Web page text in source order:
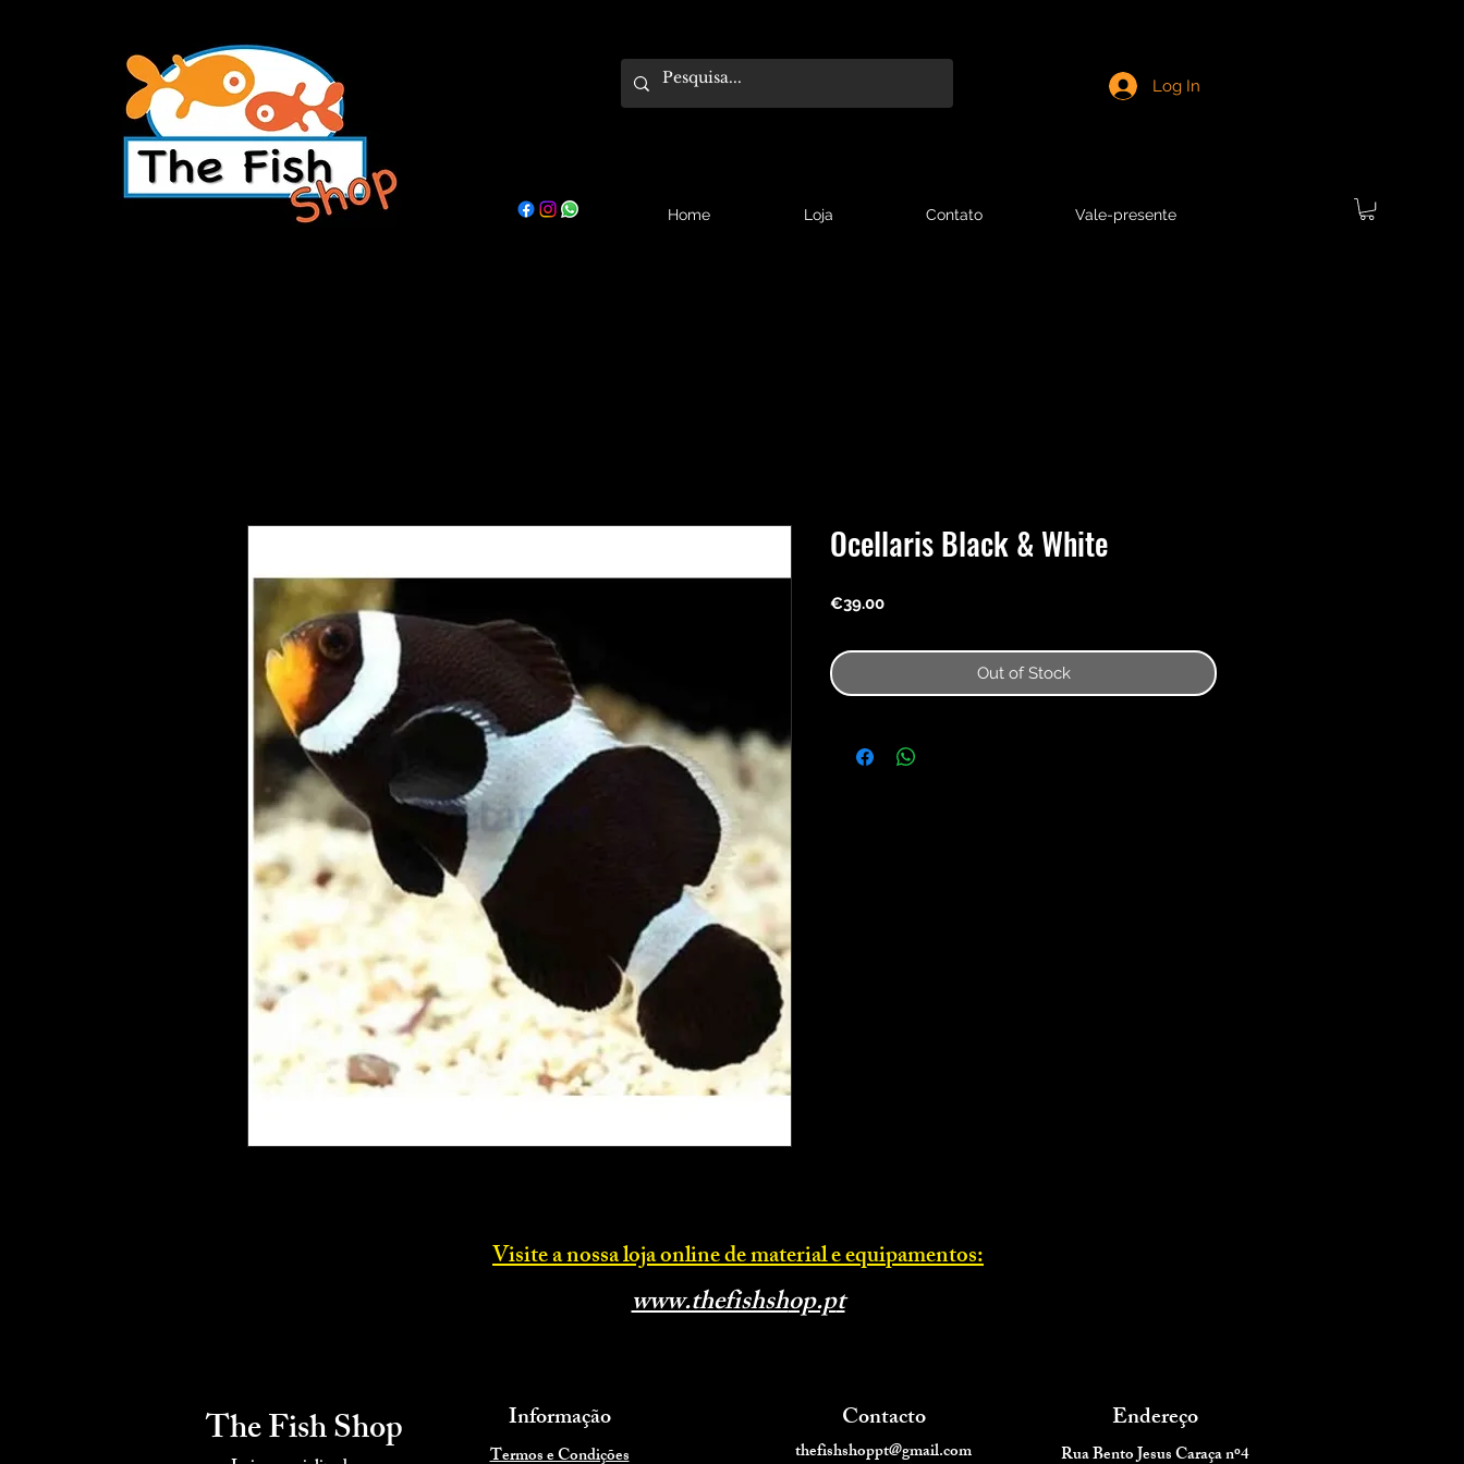
Log In
Home Loja Contato Vale-presente
Ocellaris Black & White
€39.00Price
Out of Stock
Visite a nossa loja online de material e equipamentos:
www.thefishshop.pt
The Fish Shop Informação
Termos e Condições
Contacto Endereço
thefishshoppt@gmail.com Rua Bento Jesus Caraça nº4